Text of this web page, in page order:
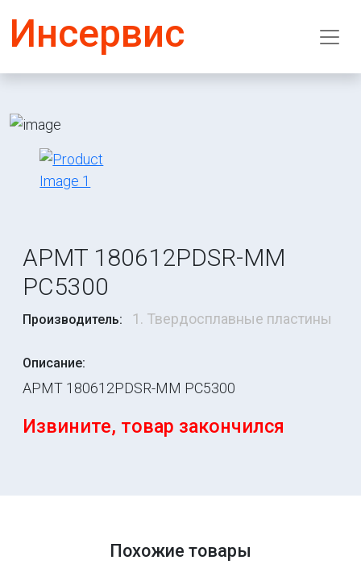
Инсервис
APMT 180612PDSR-MM
PC5300
Производитель: 1. Твердосплавные пластины
Описание:
APMT 180612PDSR-MM PC5300
Извините, товар закончился
Похожие товары